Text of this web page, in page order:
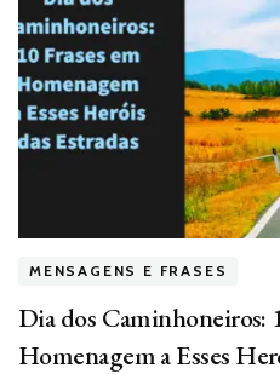
MENSAGENS E FRASES
Dia dos Caminhoneiros:
Homenagem a Esses